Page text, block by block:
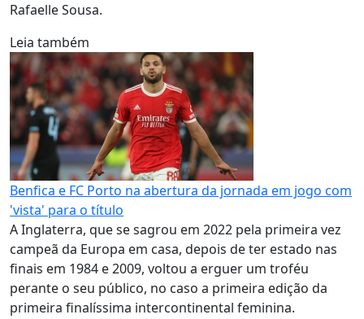
Rafaelle Sousa.
Leia também
Benfica e FC Porto na abertura da jornada em jogo com
'vista' para o título
A Inglaterra, que se sagrou em 2022 pela primeira vez
campeã da Europa em casa, depois de ter estado nas
finais em 1984 e 2009, voltou a erguer um troféu
perante o seu público, no caso a primeira edição da
primeira finalíssima intercontinental feminina.